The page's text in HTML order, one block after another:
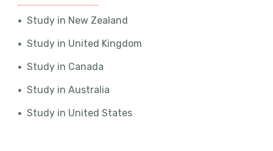
Study in New Zealand
Study in United Kingdom
Study in Canada
Study in Australia
Study in United States